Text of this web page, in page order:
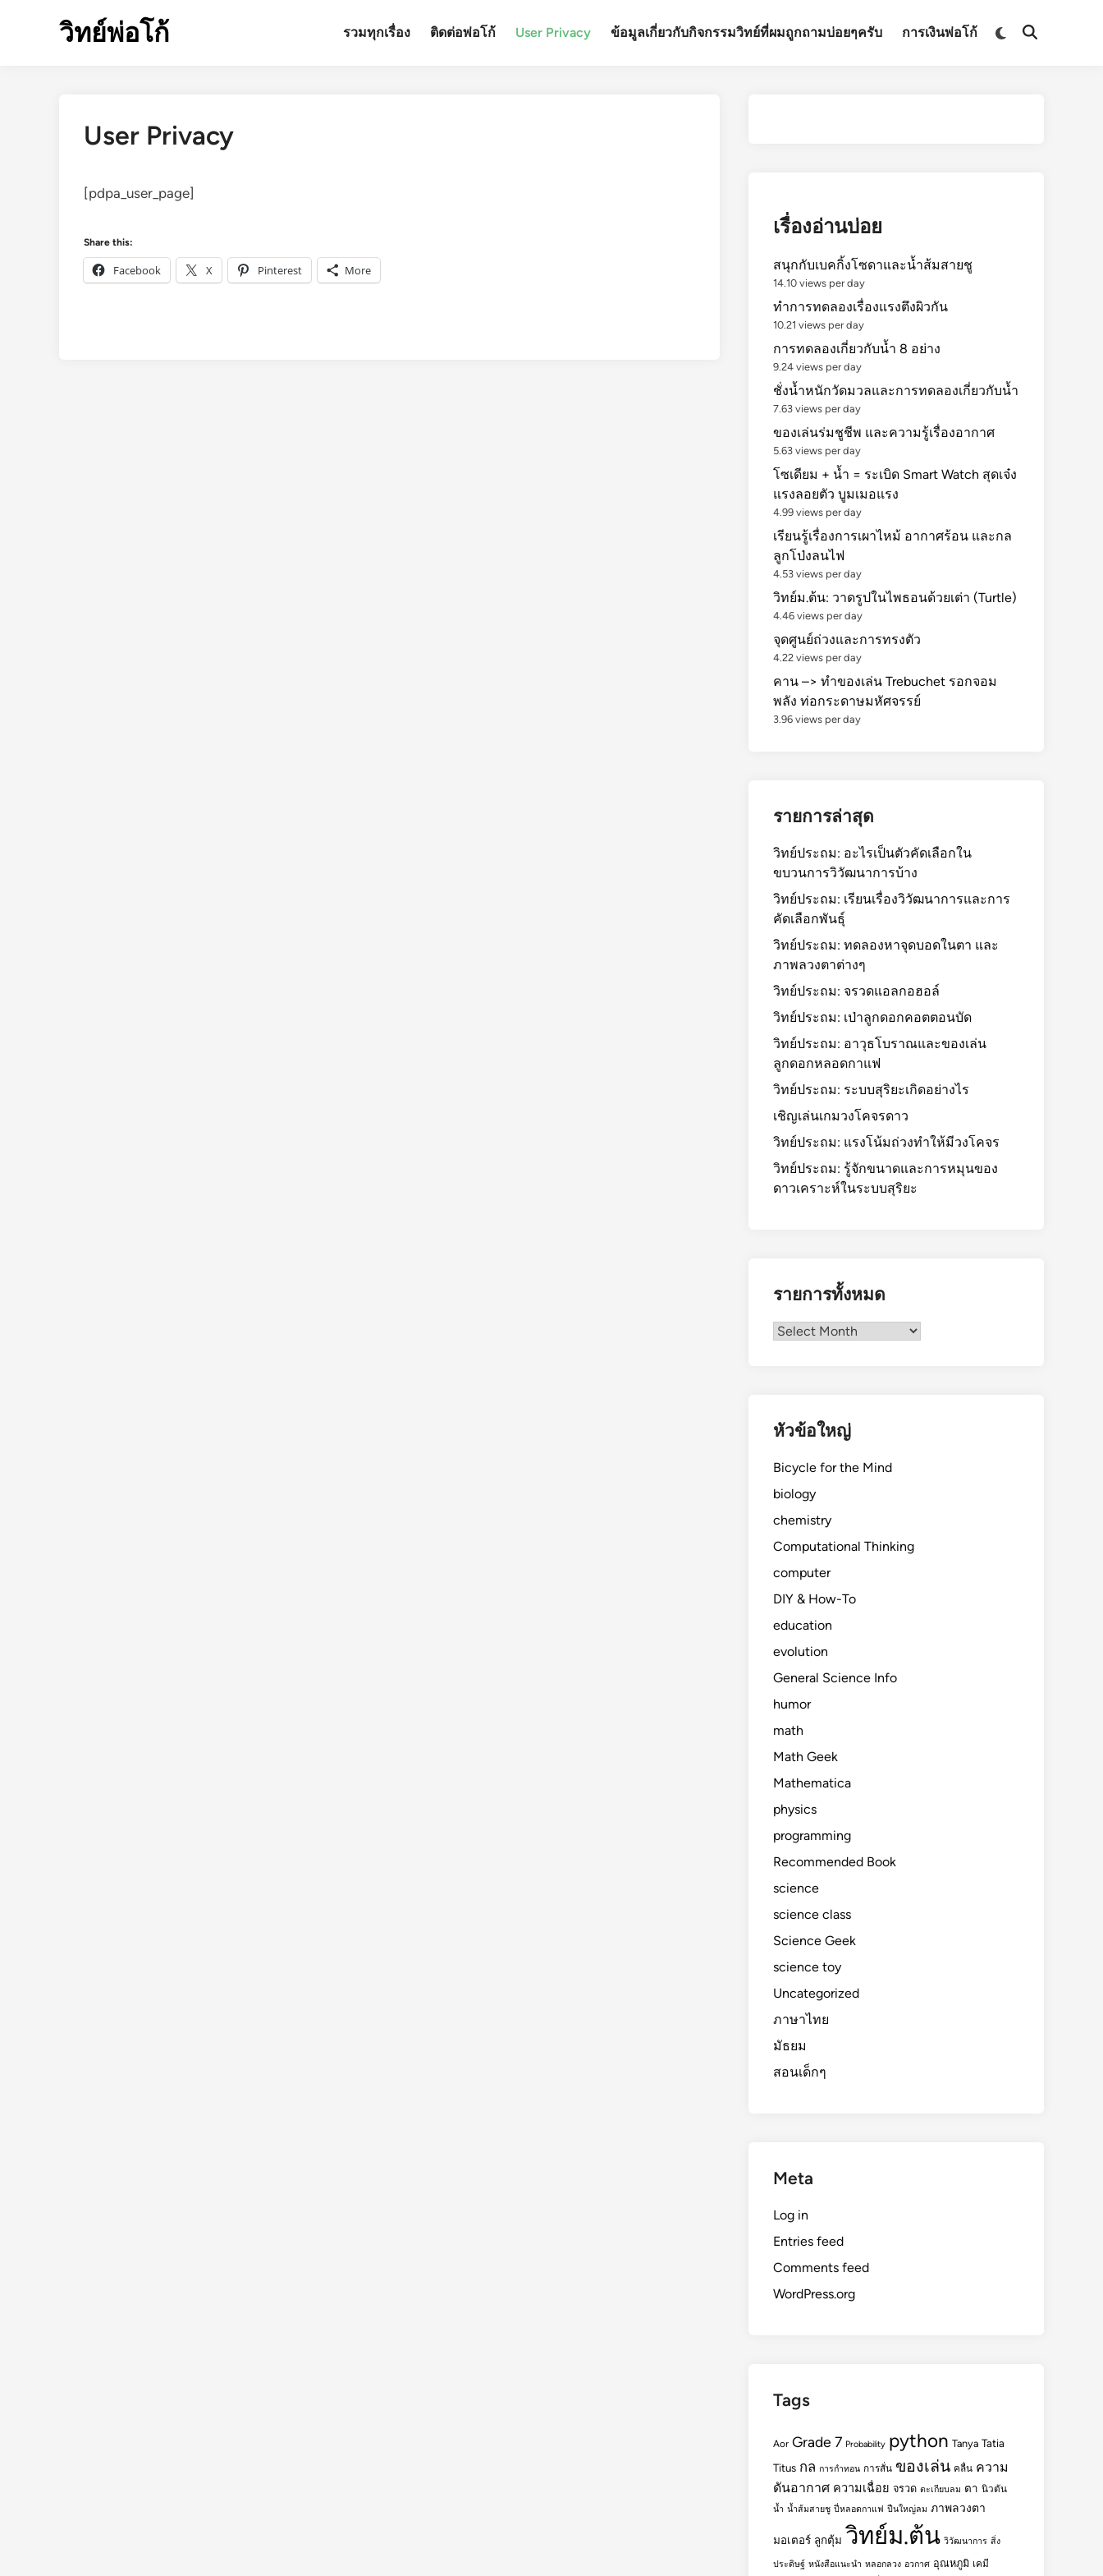
วิทย์พ่อโก้ รวมทุกเรื่อง ติดต่อพ่อโก้ User Privacy ข้อมูลเกี่ยวกับกิจกรรมวิทย์ที่ผมถูกถามบ่อยๆครับ การเงินพ่อโก้
Switch
Open
User Privacy
[pdpa_user_page]
Share this:
Facebook X Pinterest More
เรื่องอ่านบ่อย
สนุกกับเบคกิ้งโซดาและน้ำส้มสายชู
14.10 views per day
ทำการทดลองเรื่องแรงตึงผิวกัน
10.21 views per day
การทดลองเกี่ยวกับน้ำ 8 อย่าง
9.24 views per day
ชั่งน้ำหนักวัดมวลและการทดลองเกี่ยวกับน้ำ
7.63 views per day
ของเล่นร่มชูชีพ และความรู้เรื่องอากาศ
5.63 views per day
โซเดียม + น้ำ = ระเบิด Smart Watch สุดเจ๋ง
แรงลอยตัว บูมเมอแรง
4.99 views per day
เรียนรู้เรื่องการเผาไหม้ อากาศร้อน และกล
ลูกโป่งลนไฟ
4.53 views per day
วิทย์ม.ต้น: วาดรูปในไพธอนด้วยเต่า (Turtle)
4.46 views per day
จุดศูนย์ถ่วงและการทรงตัว
4.22 views per day
คาน –> ทำของเล่น Trebuchet รอกจอม
พลัง ท่อกระดาษมหัศจรรย์
3.96 views per day
รายการล่าสุด
วิทย์ประถม: อะไรเป็นตัวคัดเลือกใน
ขบวนการวิวัฒนาการบ้าง
วิทย์ประถม: เรียนเรื่องวิวัฒนาการและการ
คัดเลือกพันธุ์
วิทย์ประถม: ทดลองหาจุดบอดในตา และ
ภาพลวงตาต่างๆ
วิทย์ประถม: จรวดแอลกอฮอล์
วิทย์ประถม: เป่าลูกดอกคอตตอนบัด
วิทย์ประถม: อาวุธโบราณและของเล่น
ลูกดอกหลอดกาแฟ
วิทย์ประถม: ระบบสุริยะเกิดอย่างไร
เชิญเล่นเกมวงโคจรดาว
วิทย์ประถม: แรงโน้มถ่วงทำให้มีวงโคจร
วิทย์ประถม: รู้จักขนาดและการหมุนของ
ดาวเคราะห์ในระบบสุริยะ
รายการทั้งหมด
รายการ
หัวข้อใหญ่
Bicycle for the Mind
biology
chemistry
Computational Thinking
computer
DIY & How-To
education
evolution
General Science Info
humor
math
Math Geek
Mathematica
physics
programming
Recommended Book
science
science class
Science Geek
science toy
Uncategorized
ภาษาไทย
มัธยม
สอนเด็กๆ
Meta
Log in
Entries feed
Comments feed
WordPress.org
Tags
Aor Grade 7 Probability python Tanya Tatia
Titus กล การกำทอน การสั่น ของเล่น คลื่น ความ
ดันอากาศ ความเฉื่อย จรวด ตะเกียบลม ตา นิวตัน
น้ำ น้ำส้มสายชู ปี่หลอดกาแฟ ปืนใหญ่ลม ภาพลวงตา
มอเตอร์ ลูกตุ้ม วิทย์ม.ต้น วิวัฒนาการ สิ่ง
ประดิษฐ์ หนังสือแนะนำ หลอกลวง อวกาศ อุณหภูมิ เคมี